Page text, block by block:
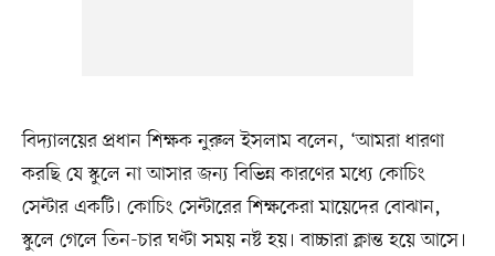
বিদ্যালয়ের প্রধান শিক্ষক নুরুল ইসলাম বলেন, ‘আমরা ধারণা
করছি যে স্কুলে না আসার জন্য বিভিন্ন কারণের মধ্যে কোচিং
সেন্টার একটি। কোচিং সেন্টারের শিক্ষকেরা মায়েদের বোঝান,
স্কুলে গেলে তিন-চার ঘণ্টা সময় নষ্ট হয়। বাচ্চারা ক্লান্ত হয়ে আসে।